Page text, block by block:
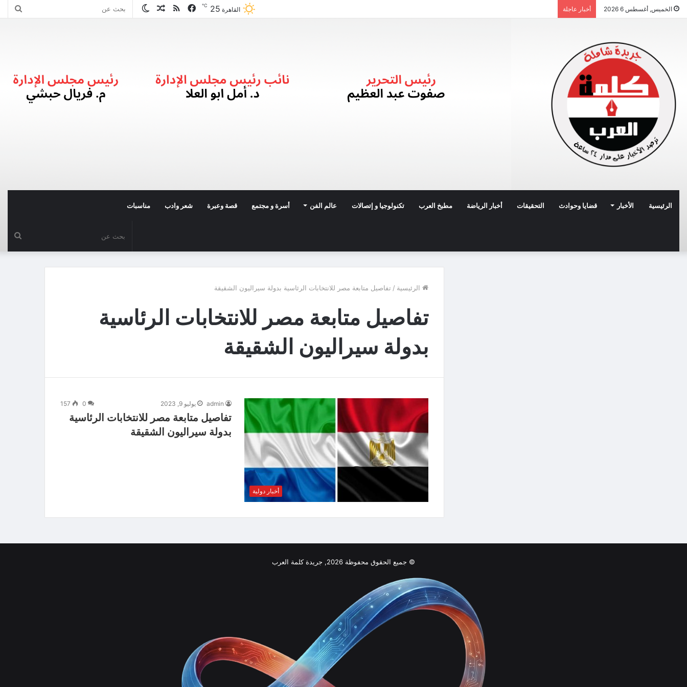
الخميس, أغسطس 6 2026 أخبار عاجلة
الوضع مقال ملخص
فيسبوك القاهرة 25
℃
الرئيسية الأخبار قضايا وحوادث التحقيقات أخبار الرياضة مطبخ العرب تكنولوجيا و إتصالات عالم الفن أسرة و مجتمع قصة وعبرة شعر وادب مناسبات
الرئيسية / تفاصيل متابعة مصر للانتخابات الرئاسية بدولة سيراليون الشقيقة
تفاصيل متابعة مصر للانتخابات الرئاسية
بدولة سيراليون الشقيقة
أخبار دولية
admin يوليو 9, 2023 0
157
تفاصيل متابعة مصر للانتخابات الرئاسية
بدولة سيراليون الشقيقة
© جميع الحقوق محفوظة 2026, جريدة كلمة العرب